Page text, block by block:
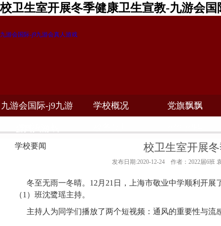
校卫生室开展冬季健康卫生宣教-九游会国
九游会国际-j9九游会真人游戏
九游会国际-j9九游 学校概况 党旗飘飘
学校要闻 校卫生室开展
发布日期:2020-12-24 作者：2022届6班
冬至无雨一冬晴。12月21日，上海市敬业中学顺利开展
（1）班沈鹭瑶主持。
主持人为同学们播放了两个短视频：通风的重要性与流